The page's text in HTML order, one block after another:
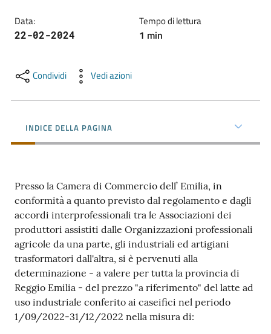
l'Impresa
e
Prenotazioni
on line
Pagamenti
on line
Accedi
Data:
22-02-2024
Tempo di lettura
1 min
Condividi Vedi azioni
INDICE DELLA PAGINA
Presso la Camera di Commercio dell’ Emilia, in
conformità a quanto previsto dal regolamento e dagli
accordi interprofessionali tra le Associazioni dei
produttori assistiti dalle Organizzazioni professionali
agricole da una parte, gli industriali ed artigiani
trasformatori dall'altra, si è pervenuti alla
determinazione - a valere per tutta la provincia di
Reggio Emilia - del prezzo "a riferimento" del latte ad
uso industriale conferito ai caseifici nel periodo
1/09/2022-31/12/2022 nella misura di: